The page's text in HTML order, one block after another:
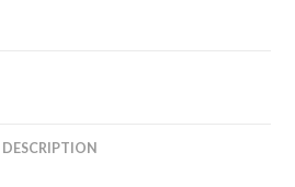
DESCRIPTION